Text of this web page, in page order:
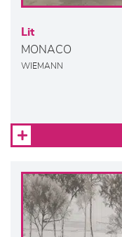
Lit
MONACO
WIEMANN